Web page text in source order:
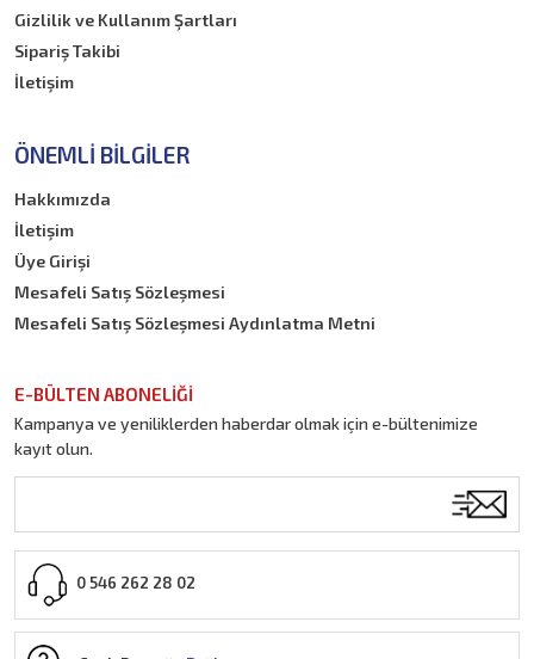
Gizlilik ve Kullanım Şartları
Sipariş Takibi
İletişim
ÖNEMLI BILGILER
Hakkımızda
İletişim
Üye Girişi
Mesafeli Satış Sözleşmesi
Mesafeli Satış Sözleşmesi Aydınlatma Metni
E-BÜLTEN ABONELİĞİ
Kampanya ve yeniliklerden haberdar olmak için e-bültenimize
kayıt olun.
0 546 262 28 02